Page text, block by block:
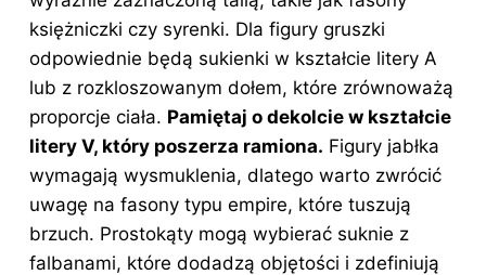
księżniczki czy syrenki. Dla figury gruszki
odpowiednie będą sukienki w kształcie litery A
lub z rozkloszowanym dołem, które zrównoważą
proporcje ciała. Pamiętaj o dekolcie w kształcie
litery V, który poszerza ramiona. Figury jabłka
wymagają wysmuklenia, dlatego warto zwrócić
uwagę na fasony typu empire, które tuszują
brzuch. Prostokąty mogą wybierać suknie z
falbanami, które dodadzą objętości i zdefiniują